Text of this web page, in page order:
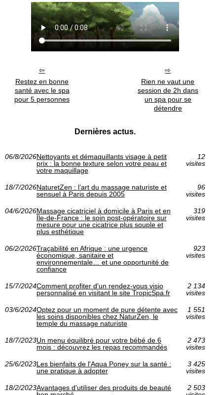
Restez en bonne
santé avec le spa
pour 5 personnes
Rien ne vaut une
session de 2h dans
un spa pour se
détendre
Dernières actus.
06/8/2026Nettoyants et démaquillants visage à petit
prix : la bonne texture selon votre peau et
votre maquillage
12
visites
18/7/2026NaturetZen : l’art du massage naturiste et
sensuel à Paris depuis 2005
96
visites
04/6/2026Massage cicatriciel à domicile à Paris et en
Île-de-France : le soin post-opératoire sur
mesure pour une cicatrice plus souple et
plus esthétique
319
visites
06/2/2026Traçabilité en Afrique : une urgence
économique, sanitaire et
environnementale… et une opportunité de
confiance
923
visites
15/7/2024Comment profiter d'un rendez-vous visio
personnalisé en visitant le site TropicSpa.fr
2 134
visites
03/6/2024Optez pour un moment de pure détente avec
les soins disponibles chez NaturZen, le
temple du massage naturiste
1 551
visites
18/7/2023Un menu équilibré pour votre bébé de 6
mois : découvrez les repas recommandés
2 473
visites
25/6/2023Les bienfaits de l'Aqua Poney sur la santé :
une pratique à adopter
3 425
visites
18/2/2023Avantages d'utiliser des produits de beauté
2 503